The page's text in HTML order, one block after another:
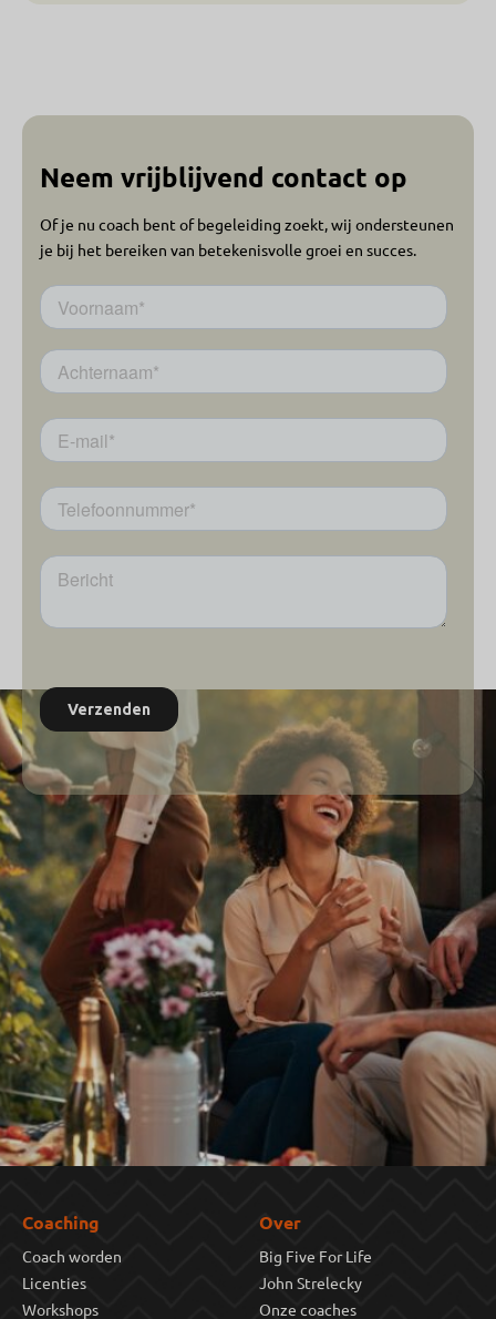
Neem vrijblijvend contact op
Of je nu coach bent of begeleiding zoekt, wij ondersteunen
je bij het bereiken van betekenisvolle groei en succes.
Coaching
Coach worden
Licenties
Workshops
Over
Big Five For Life
John Strelecky
Onze coaches